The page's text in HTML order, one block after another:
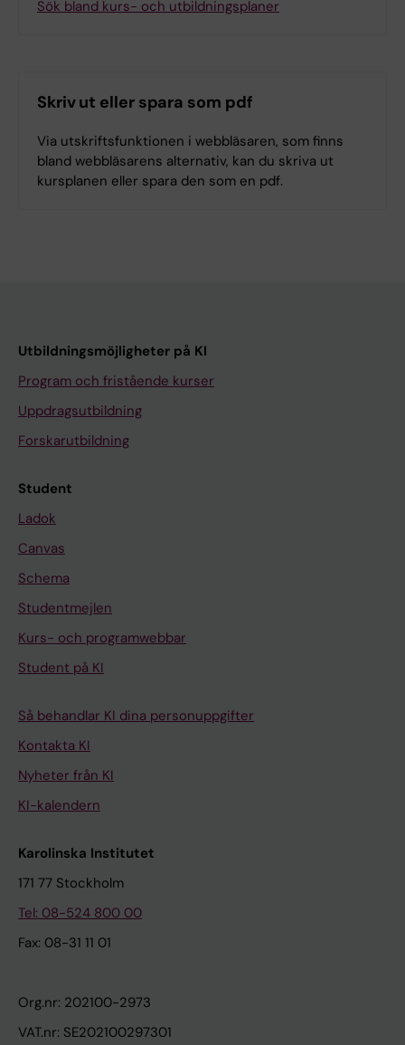
Sök bland kurs- och utbildningsplaner
Skriv ut eller spara som pdf
Via utskriftsfunktionen i webbläsaren, som finns
bland webbläsarens alternativ, kan du skriva ut
kursplanen eller spara den som en pdf.
Utbildningsmöjligheter på KI
Program och fristående kurser
Uppdragsutbildning
Forskarutbildning
Student
Ladok
Canvas
Schema
Studentmejlen
Kurs- och programwebbar
Student på KI
Så behandlar KI dina personuppgifter
Kontakta KI
Nyheter från KI
KI-kalendern
Karolinska Institutet
171 77 Stockholm
Tel: 08-524 800 00
Fax: 08-31 11 01
Org.nr: 202100-2973
VAT.nr: SE202100297301